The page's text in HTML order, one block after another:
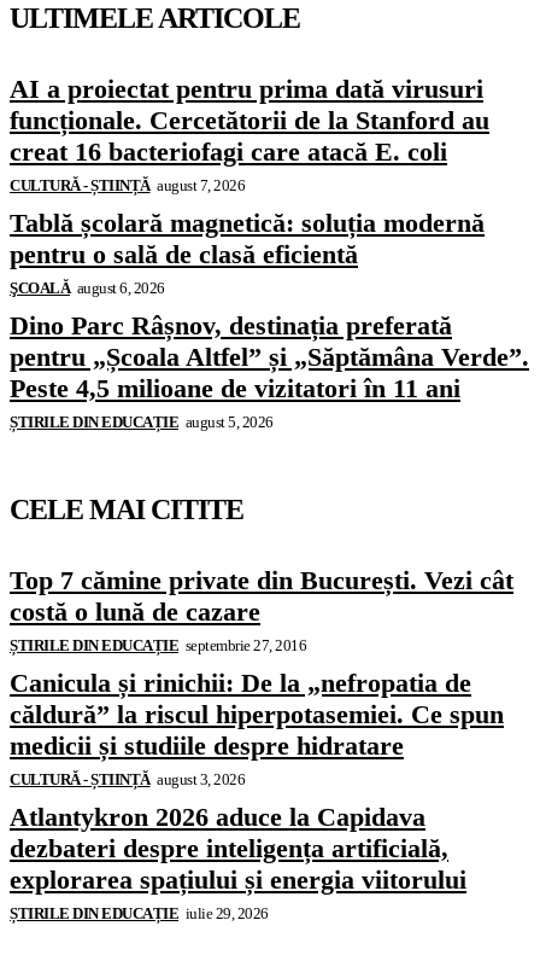
ULTIMELE ARTICOLE
AI a proiectat pentru prima dată virusuri
funcționale. Cercetătorii de la Stanford au
creat 16 bacteriofagi care atacă E. coli
CULTURĂ - ȘTIINȚĂ august 7, 2026
Tablă școlară magnetică: soluția modernă
pentru o sală de clasă eficientă
ŞCOALĂ august 6, 2026
Dino Parc Râșnov, destinația preferată
pentru „Școala Altfel” și „Săptămâna Verde”.
Peste 4,5 milioane de vizitatori în 11 ani
ȘTIRILE DIN EDUCAȚIE august 5, 2026
CELE MAI CITITE
Top 7 cămine private din București. Vezi cât
costă o lună de cazare
ȘTIRILE DIN EDUCAȚIE septembrie 27, 2016
Canicula și rinichii: De la „nefropatia de
căldură” la riscul hiperpotasemiei. Ce spun
medicii și studiile despre hidratare
CULTURĂ - ȘTIINȚĂ august 3, 2026
Atlantykron 2026 aduce la Capidava
dezbateri despre inteligența artificială,
explorarea spațiului și energia viitorului
ȘTIRILE DIN EDUCAȚIE iulie 29, 2026